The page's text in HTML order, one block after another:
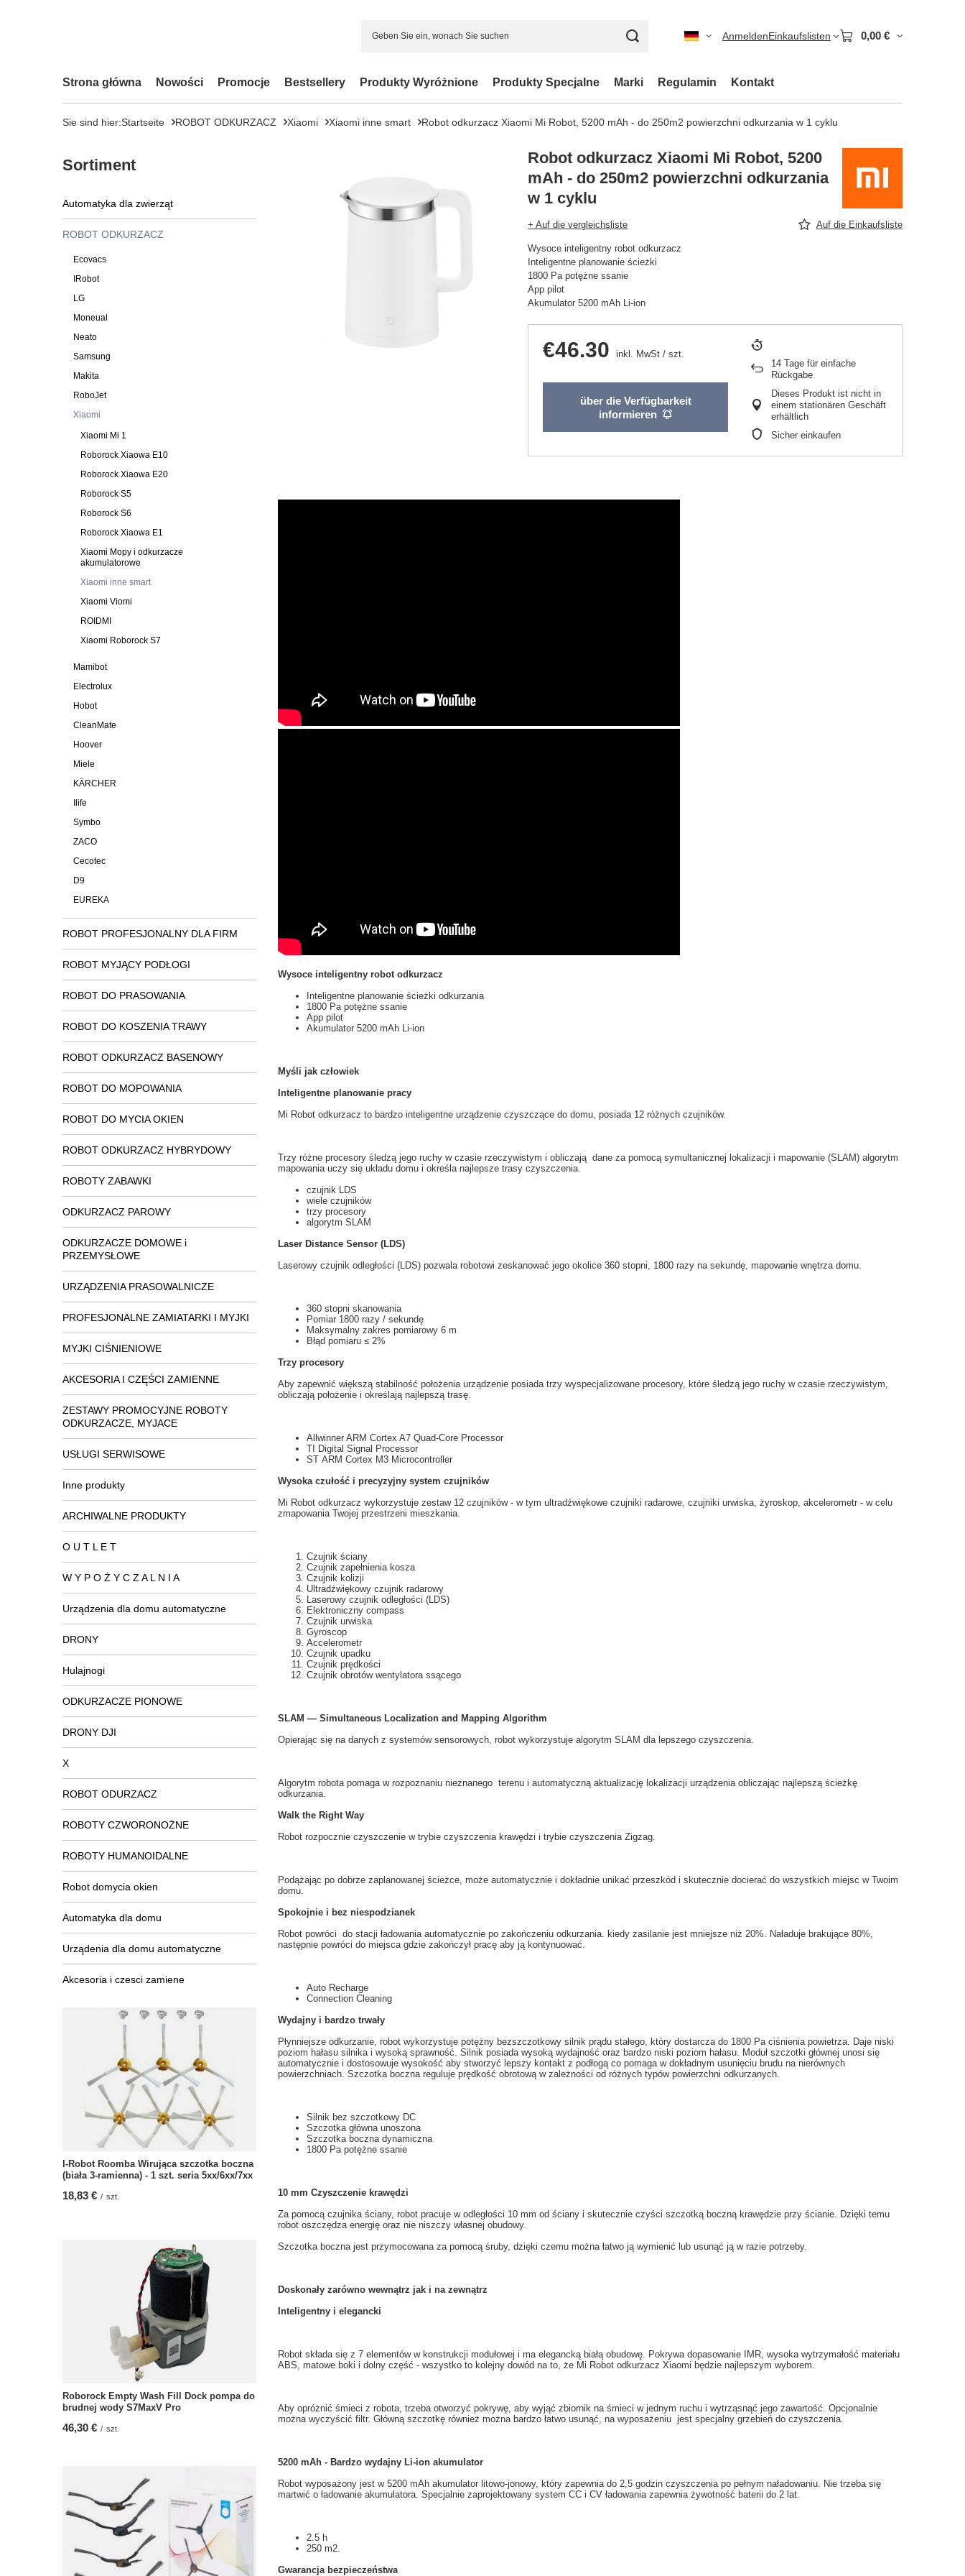
AnmeldenEinkaufslisten 0,00 €
Strona główna Nowości Promocje Bestsellery Produkty Wyróżnione Produkty Specjalne Marki Regulamin Kontakt
Sie sind hier:Startseite ROBOT ODKURZACZ Xiaomi Xiaomi inne smart Robot odkurzacz Xiaomi Mi Robot, 5200 mAh - do 250m2 powierzchni odkurzania w 1 cyklu
Sortiment
Automatyka dla zwierząt
ROBOT ODKURZACZ
Ecovacs
IRobot
LG
Moneual
Neato
Samsung
Makita
RoboJet
Xiaomi
Xiaomi Mi 1
Roborock Xiaowa E10
Roborock Xiaowa E20
Roborock S5
Roborock S6
Roborock Xiaowa E1
Xiaomi Mopy i odkurzacze
akumulatorowe
Xiaomi inne smart
Xiaomi Viomi
ROIDMI
Xiaomi Roborock S7
Mamibot
Electrolux
Hobot
CleanMate
Hoover
Miele
KÄRCHER
Ilife
Symbo
ZACO
Cecotec
D9
EUREKA
ROBOT PROFESJONALNY DLA FIRM
ROBOT MYJĄCY PODŁOGI
ROBOT DO PRASOWANIA
ROBOT DO KOSZENIA TRAWY
ROBOT ODKURZACZ BASENOWY
ROBOT DO MOPOWANIA
ROBOT DO MYCIA OKIEN
ROBOT ODKURZACZ HYBRYDOWY
ROBOTY ZABAWKI
ODKURZACZ PAROWY
ODKURZACZE DOMOWE i
PRZEMYSŁOWE
URZĄDZENIA PRASOWALNICZE
PROFESJONALNE ZAMIATARKI I MYJKI
MYJKI CIŚNIENIOWE
AKCESORIA I CZĘŚCI ZAMIENNE
ZESTAWY PROMOCYJNE ROBOTY
ODKURZACZE, MYJACE
USŁUGI SERWISOWE
Inne produkty
ARCHIWALNE PRODUKTY
O U T L E T
W Y P O Ż Y C Z A L N I A
Urządzenia dla domu automatyczne
DRONY
Hulajnogi
ODKURZACZE PIONOWE
DRONY DJI
X
ROBOT ODURZACZ
ROBOTY CZWORONOŻNE
ROBOTY HUMANOIDALNE
Robot domycia okien
Automatyka dla domu
Urządenia dla domu automatyczne
Akcesoria i czesci zamiene
I-Robot Roomba Wirująca szczotka boczna
(biała 3-ramienna) - 1 szt. seria 5xx/6xx/7xx
18,83 € / szt.
Roborock Empty Wash Fill Dock pompa do
brudnej wody S7MaxV Pro
46,30 € / szt.
Robot odkurzacz Xiaomi Mi Robot, 5200
mAh - do 250m2 powierzchni odkurzania
w 1 cyklu
+ Auf die vergleichsliste Auf die Einkaufsliste
Wysoce inteligentny robot odkurzacz
Inteligentne planowanie ścieżki
1800 Pa potężne ssanie
App pilot
Akumulator 5200 mAh Li-ion
€46.30 inkl. MwSt / szt.
über die Verfügbarkeit
informieren
14 Tage für einfache
Rückgabe
Dieses Produkt ist nicht in
einem stationären Geschäft
erhältlich
Sicher einkaufen
Wysoce inteligentny robot odkurzacz
Inteligentne planowanie ścieżki odkurzania
1800 Pa potężne ssanie
App pilot
Akumulator 5200 mAh Li-ion
Myśli jak człowiek
Inteligentne planowanie pracy
Mi Robot odkurzacz to bardzo inteligentne urządzenie czyszczące do domu, posiada 12 różnych czujników.
Trzy różne procesory śledzą jego ruchy w czasie rzeczywistym i obliczają dane za pomocą symultanicznej lokalizacji i mapowanie (SLAM) algorytm
mapowaniauczy się układu domu i określa najlepsze trasy czyszczenia.
czujnik LDS
wiele czujników
trzy procesory
algorytm SLAM
Laser Distance Sensor (LDS)
Laserowy czujnik odległości (LDS) pozwala robotowi zeskanować jego okolice 360 stopni, 1800 razy na sekundę, mapowanie wnętrza domu.
360 stopni skanowania
Pomiar 1800 razy / sekundę
Maksymalny zakres pomiarowy 6 m
Błąd pomiaru ≤ 2%
Trzy procesory
Aby zapewnić większą stabilność położeniaurządzenie posiada trzy wyspecjalizowane prоcesory, które śledzą jego ruchy w czasie rzeczywistym,
obliczają położenie i określają najlepszą trasę.
Allwinner ARM Cortex A7 Quad-Core Processor
TI Digital Signal Processor
ST ARM Cortex M3 Microcontroller
Wysoka czułość i precyzyjny system czujników
Mi Robot odkurzacz wykorzystuje zestaw 12 czujników - w tym ultradźwiękowe czujniki radarowe, czujniki urwiska, żyroskop, akcelerometr - w celu
zmapowania Twojej przestrzeni mieszkania.
Czujnik ściany
Czujnik zapełnienia kosza
Czujnik kolizji
Ultradźwiękowy czujnik radarowy
Laserowy czujnik odległości (LDS)
Elektroniczny compass
Czujnik urwiska
Gyroscop
Accelerometr
Czujnik upadku
Czujnik prędkości
Czujnik obrotów wentylatora ssącego
SLAM — Simultaneous Localization and Mapping Algorithm
Opierając się na danych z systemów sensorowych, robot wykorzystuje algorytm SLAM dla lepszego czyszczenia.
Algorytm robota pomaga w rozpoznaniu nieznanego terenu i automatycznąaktualizację lokalizacji urządzenia obliczając najlepszą ścieżkę
odkurzania.
Walk the Right Way
Robot rozpocznie czyszczenie w trybie czyszczenia krawędzi i trybie czyszczenia Zigzag.
Podążając po dobrze zaplanowanej ścieżce, może automatycznie i dokładnie unikać przeszkód i skutecznie docierać do wszystkich miejsc w Twoim
domu.
Spokojnie i bez niespodzianek
Robot powróci do stacji ładowaniaautomatycznie po zakończeniu odkurzania. kiedy zasilanie jest mniejsze niż 20%. Naładuje brakujące 80%,
następnie powróci do miejsca gdzie zakończył pracę aby ją kontynuować.
Auto Recharge
Connection Cleaning
Wydajny i bardzo trwały
Płynniejsze odkurzanie, robot wykorzystuje potężny bezszczotkowy silnik prądu stałego, który dostarcza do 1800 Pa ciśnienia powietrza. Daje niski
poziom hałasu silnika i wysoką sprawność. Silnik posiada wysoką wydajność oraz bardzo niski poziom hałasu. Moduł szczotki głównej unosi się
automatycznie i dostosowuje wysokość aby stworzyć lepszy kontakt z podłogąco pomaga w dokładnym usunięciu brudu na nierównych
powierzchniach. Szczotka boczna reguluje prędkość obrotową w zależności od różnych typów powierzchni odkurzanych.
Silnik bez szczotkowy DC
Szczotka główna unoszona
Szczotka boczna dynamiczna
1800 Pa potężne ssanie
10 mm Czyszczenie krawędzi
Za pomocą czujnika ściany, robot pracuje w odległości 10 mm od ściany i skutecznie czyści szczotką boczną krawędzie przy ścianie. Dzięki temu
robot oszczędza energię oraz nie niszczy własnej obudowy.
Szczotka boczna jest przymocowana za pomocą śruby, dzięki czemu można łatwo ją wymienić lub usunąć ją w razie potrzeby.
Doskonały zarówno wewnątrz jak i na zewnątrz
Inteligentny i elegancki
Robot składa się z 7 elementów w konstrukcji modułowej i ma elegancką białą obudowę. Pokrywa dopasowanie IMR, wysoka wytrzymałość materiału
ABS, matowe boki i dolny część - wszystko to kolejny dowód na to, że Mi Robot odkurzacz Xiaomi będzie najlepszym wyborem.
Aby opróżnić śmieci z robota, trzeba otworzyć pokrywę, aby wyjąć zbiornik na śmieci w jednym ruchu i wytrząsnąć jego zawartość. Opcjonalnie
można wyczyścić filtr. Główną szczotkę również można bardzo łatwo usunąć, na wyposażeniu jest specjalny grzebień do czyszczenia.
5200 mAh - Bardzo wydajny Li-ion akumulator
Robot wyposażony jest w 5200 mAh akumulator litowo-jonowy, który zapewnia do 2,5 godzin czyszczenia po pełnym naładowaniu. Nie trzeba się
martwić o ładowanie akumulatora. Specjalnie zaprojektowany system CC i CV ładowania zapewnia żywotność baterii do 2 lat.
2.5 h
250 m2.
Gwarancja bezpieczeństwa